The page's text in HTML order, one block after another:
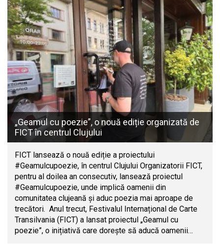
„Geamul cu poezie”, o nouă ediție organizată de
FICT în centrul Clujului
FICT lansează o nouă ediție a proiectului
#Geamulcupoezie, în centrul Clujului Organizatorii FICT,
pentru al doilea an consecutiv, lansează proiectul
#Geamulcupoezie, unde implică oamenii din
comunitatea clujeană și aduc poezia mai aproape de
trecători. Anul trecut, Festivalul Internațional de Carte
Transilvania (FICT) a lansat proiectul „Geamul cu
poezie”, o inițiativă care dorește să aducă oamenii…